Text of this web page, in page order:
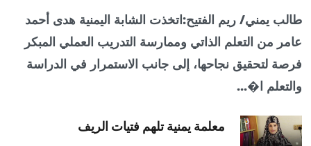
طالب يمني/ ريم الفتيح:اتخذت الشابة اليمنية هدى أحمد
عامر من التعلم الذاتي وممارسة التدريب العملي المبكر
فرصة لتحقيق نجاحها، إلى جانب الاستمرار في الدراسة
والتعلم ا�...
معلمة يمنية تلهم فتيات الريف